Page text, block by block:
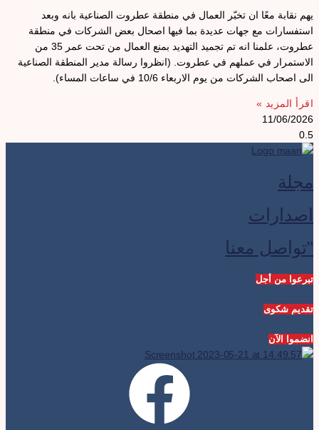
يهم نقابة معًا ان تخبّر العمال في منطقة عطروت الصناعية بانه وبعد
استفسارات مع جهات عديدة بما فيها اصحال بعض الشركات في منطقة
عطروت، علمنا انه تم تجميد التهديد بمنع العمال من تحت عمر 35 من
الاستمرار في عملهم في عطروت. (انظروا رسالة مدير المنطقة الصناعية
الى اصحاب الشركات من يوم الاربعاء 10/6 في ساعات المساء).
اقرأ المزيد »
11/06/2026
مجلة
اصدارات
"تواصل معنا
تبرعوا من أجل
تقديم شكوى
انضموا الآن